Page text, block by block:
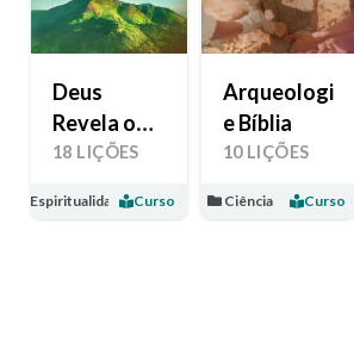
Deus
Revela o
Seu Amor
18 LIÇÕES
Espiritualidade Curso
Arqueologia
e Bíblia
10 LIÇÕES
Ciência Curso